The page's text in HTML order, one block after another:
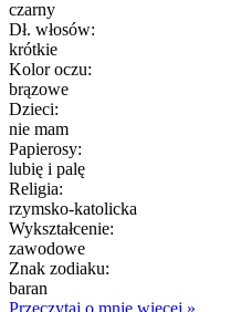
czarny
Dł. włosów:
krótkie
Kolor oczu:
brązowe
Dzieci:
nie mam
Papierosy:
lubię i palę
Religia:
rzymsko-katolicka
Wykształcenie:
zawodowe
Znak zodiaku:
baran
Przeczytaj o mnie więcej »